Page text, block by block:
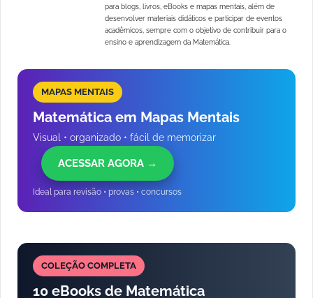
para blogs, livros, eBooks e mapas mentais, além de
desenvolver materiais didáticos e participar de eventos
acadêmicos, sempre com o objetivo de contribuir para o
ensino e aprendizagem da Matemática.
MAPAS MENTAIS
Matemática em Mapas Mentais
Visual • organizado • fácil de memorizar
ACESSAR AGORA →
Ideal para revisão • provas • concursos
COLEÇÃO COMPLETA
10 eBooks de Matemática